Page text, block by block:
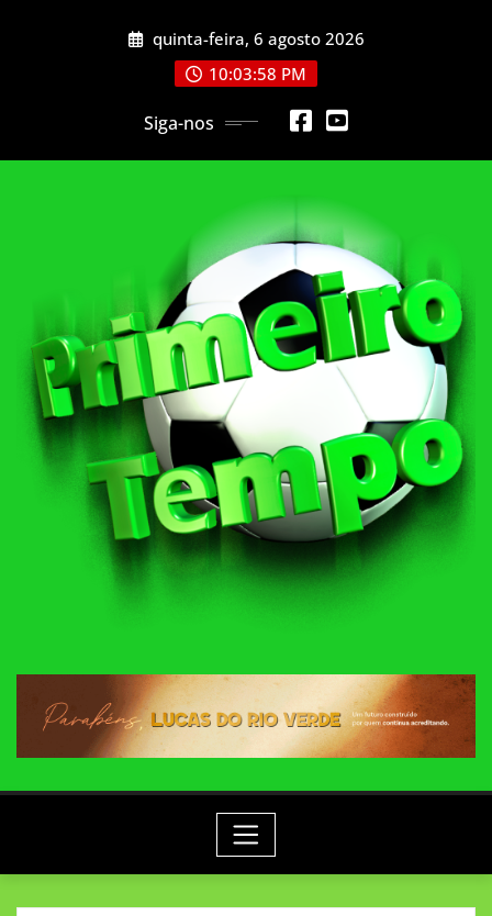
quinta-feira, 6 agosto 2026
10:04:00 PM
Siga-nos